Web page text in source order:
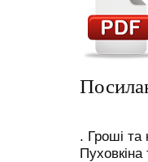
. Гроші